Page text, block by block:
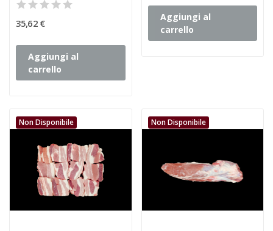
35,62 €
Aggiungi al
carrello
Aggiungi al
carrello
Non Disponibile Non Disponibile